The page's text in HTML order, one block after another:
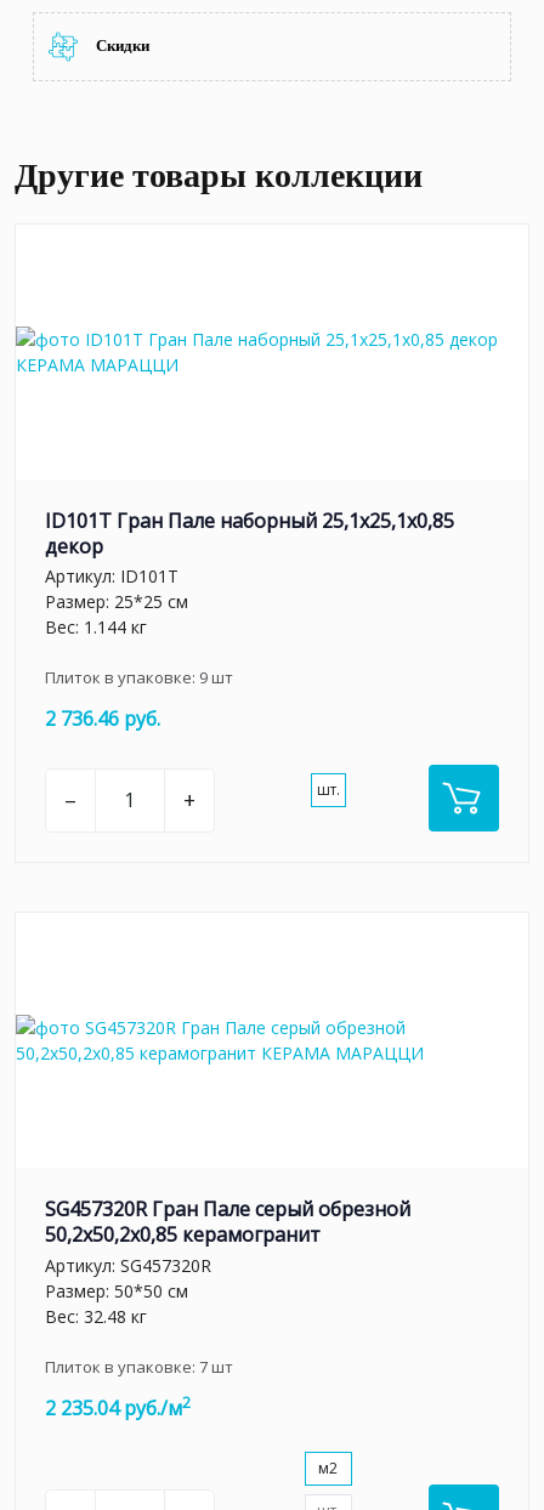
Скидки
Другие товары коллекции
ID101T Гран Пале наборный 25,1x25,1x0,85
декор
Артикул: ID101T
Размер: 25*25 см
Вес: 1.144 кг
Плиток в упаковке: 9шт
2 736.46 руб.
– + шт.
SG457320R Гран Пале серый обрезной
50,2x50,2x0,85 керамогранит
Артикул: SG457320R
Размер: 50*50 см
Вес: 32.48 кг
Плиток в упаковке: 7шт
2 235.04 руб./м2
м2